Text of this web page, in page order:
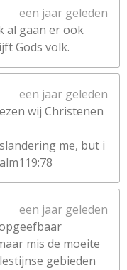
een jaar geleden
al gaan er ook
Gods volk.
een jaar geleden
wij Christenen
me, but i
een jaar geleden
mis de moeite
gebieden